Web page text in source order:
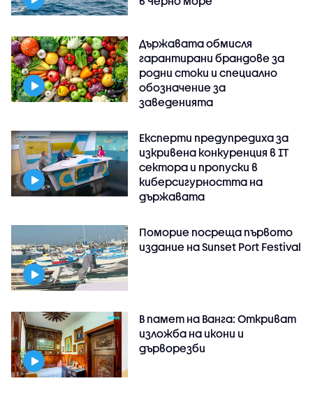
Държавата обмисля
гарантирани брандове за
родни стоки и специално
обозначение за
заведенията
Експерти предупредиха за
изкривена конкуренция в IT
сектора и пропуски в
киберсигурността на
държавата
Поморие посреща първото
издание на Sunset Port Festival
В памет на Ванга: Откриват
изложба на икони и
дърворезби